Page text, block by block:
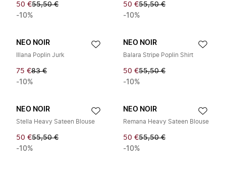
50 €55,50 €
-10%
50 €55,50 €
-10%
NEO NOIR
Illana Poplin Jurk
75 €83 €
-10%
NEO NOIR
Balara Stripe Poplin Shirt
50 €55,50 €
-10%
NEO NOIR
Stella Heavy Sateen Blouse
50 €55,50 €
-10%
NEO NOIR
Remana Heavy Sateen Blouse
50 €55,50 €
-10%